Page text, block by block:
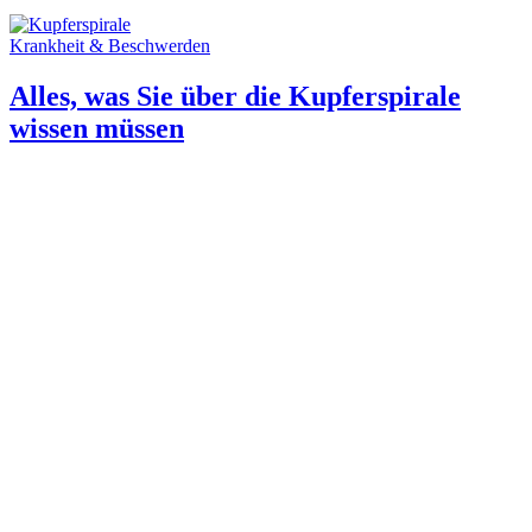
Krankheit & Beschwerden
Alles, was Sie über die Kupferspirale
wissen müssen